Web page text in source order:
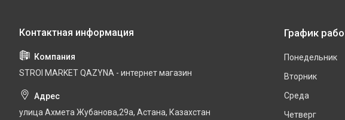
STROI MARKET QAZYNA - интернет магазин
улица Ахмета Жубанова,29а, Астана, Казахстан
График
Понедельник
Вторник
Среда
Четверг